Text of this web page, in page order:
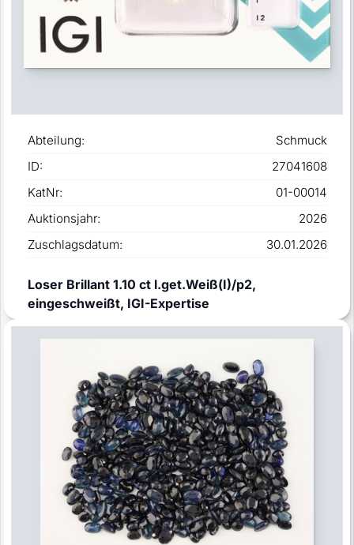
Abteilung:
Schmuck
ID:
27041608
KatNr:
01-00014
Auktionsjahr:
2026
Zuschlagsdatum:
30.01.2026
Loser Brillant 1.10 ct l.get.Weiß(I)/p2,
eingeschweißt, IGI-Expertise